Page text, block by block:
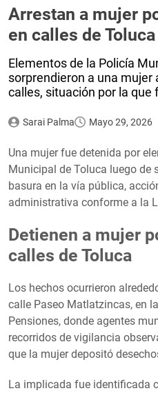
Arrestan a mujer
en calles de Toluca
Elementos de la Policía
sorprendieron a una mujer
calles, situación por la que
Sarai Palma Mayo 29, 2026
Una mujer fue detenida por
Municipal de Toluca luego de
basura en la vía pública,
administrativa conforme a la
Detienen a mujer
calles de Toluca
Los hechos ocurrieron
calle Paseo Matlatzincas, en
Pensiones, donde agentes
recorridos de vigilancia
que la mujer depositó
La implicada fue identificada